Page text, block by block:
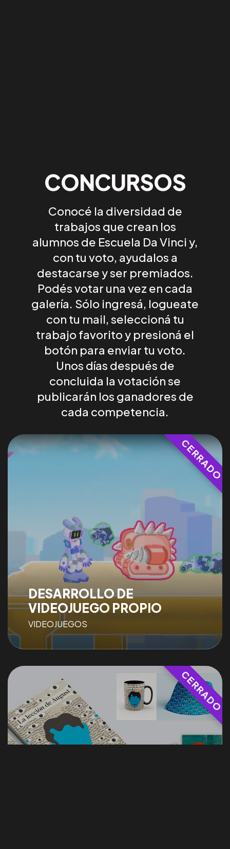
CONCURSOS
Conocé la diversidad de
trabajos que crean los
alumnos de Escuela Da Vinci y,
con tu voto, ayudalos a
destacarse y ser premiados.
Podés votar una vez en cada
galería. Sólo ingresá, logueate
con tu mail, seleccioná tu
trabajo favorito y presioná el
botón para enviar tu voto.
Unos días después de
concluida la votación se
publicarán los ganadores de
cada competencia.
DESARROLLO DE
VIDEOJUEGO PROPIO
VIDEOJUEGOS
¿QuerésCONOCER
nuestrasCARRERAS?
¡ HABLEMOS !
©2024IMPULSODa Vinci, All Rights Reserved.